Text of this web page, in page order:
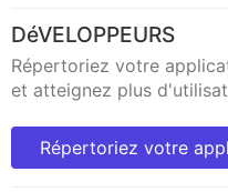
DéVELOPPEURS
Répertoriez votre
et atteignez plus
Répertoriez votre